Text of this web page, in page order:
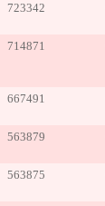
723342
714871
667491
563879
563875